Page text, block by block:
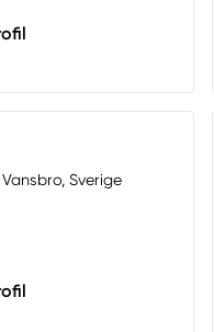
Sverige